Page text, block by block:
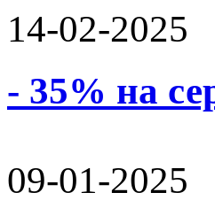
14-02-2025
- 35% на
09-01-2025